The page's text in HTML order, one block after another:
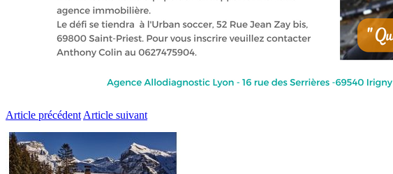
Article précédent Article suivant